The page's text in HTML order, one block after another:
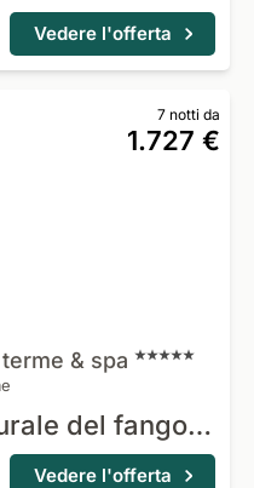
Vedere l'offerta
7 notti da
1.727 €
& spa
Potere curativo naturale del fango - 6 giorni di trattamento
Vedere l'offerta